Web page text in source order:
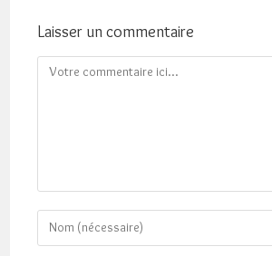
Laisser un commentaire
Comment
Enter
your